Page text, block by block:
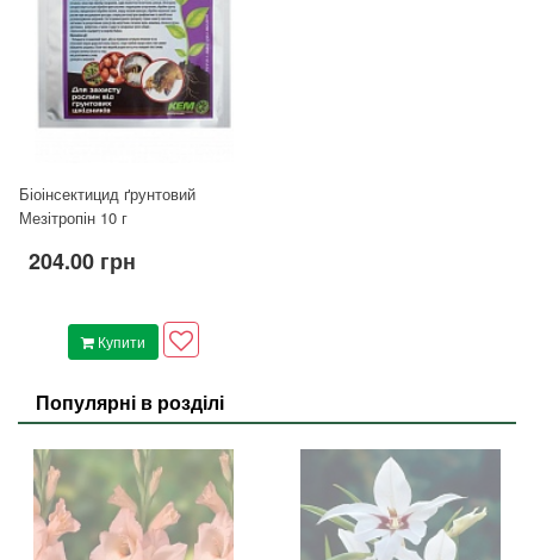
Біоінсектицид ґрунтовий
Мезітропін 10 г
204.00 грн
Купити
Популярні в розділі